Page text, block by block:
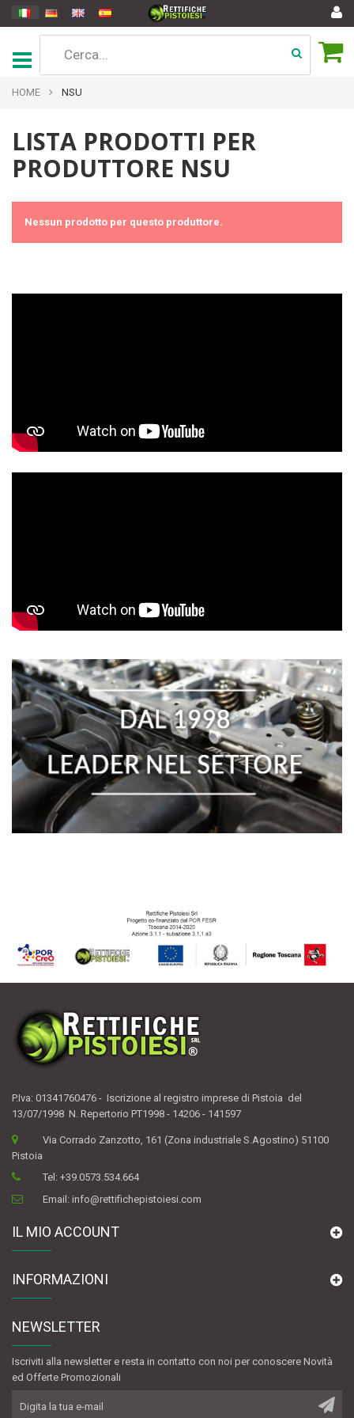
HOME NSU
LISTA PRODOTTI PER
PRODUTTORE NSU
Nessun prodotto per questo produttore.
P.Iva: 01341760476 - Iscrizione al registro imprese di Pistoia del
13/07/1998 N. Repertorio PT1998 - 14206 - 141597
Via Corrado Zanzotto, 161 (Zona industriale S.Agostino) 51100
Pistoia
Tel:+39.0573.534.664
Email:info@rettifichepistoiesi.com
IL MIO ACCOUNT
INFORMAZIONI
NEWSLETTER
Iscriviti alla newsletter e resta in contatto con noi per conoscere Novità
ed Offerte Promozionali